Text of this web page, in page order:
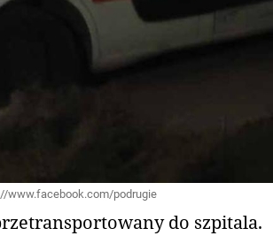
www.facebook.com/podrugie
do szpitala.